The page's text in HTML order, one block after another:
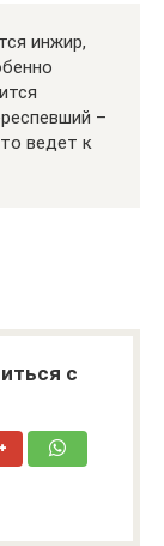
инжир,
–
ведет к
с